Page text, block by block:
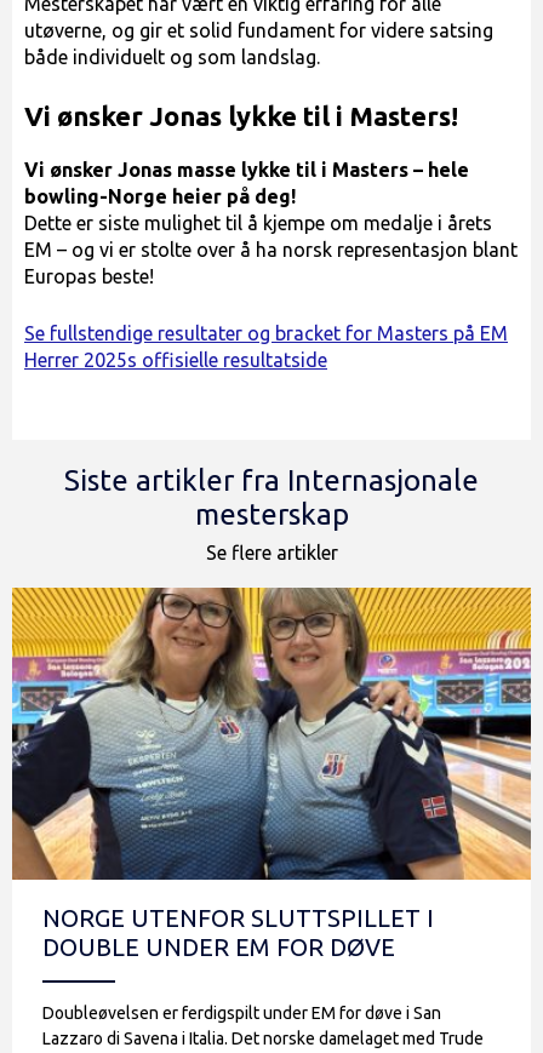
utøverne, og gir et solid fundament for videre satsing
både individuelt og som landslag.
Vi ønsker Jonas lykke til i Masters!
Vi ønsker Jonas masse lykke til i Masters – hele
bowling-Norge heier på deg!
Dette er siste mulighet til å kjempe om medalje i årets
EM – og vi er stolte over å ha norsk representasjon blant
Europas beste!
Se fullstendige resultater og bracket for Masters på EM
Herrer 2025s offisielle resultatside
Siste artikler fra Internasjonale
mesterskap
Se flere artikler
NORGE UTENFOR SLUTTSPILLET I
DOUBLE UNDER EM FOR DØVE
Doubleøvelsen er ferdigspilt under EM for døve i San
Lazzaro di Savena i Italia. Det norske damelaget med Trude